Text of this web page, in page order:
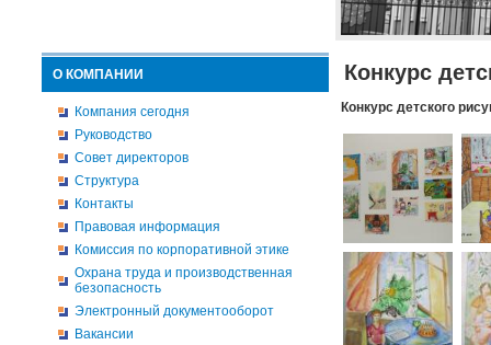
О КОМПАНИИ
Компания сегодня
Руководство
Совет директоров
Структура
Контакты
Правовая информация
Комиссия по корпоративной этике
Охрана труда и производственная
безопасность
Электронный документооборот
Вакансии
Конкурс
Конкурс детского